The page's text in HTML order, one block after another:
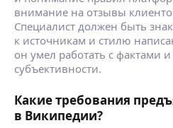
внимание на отзывы
Специалист должен быть
к источникам и стилю
он умел работать с фактами и
субъективности.
Какие требования
в Википедии?